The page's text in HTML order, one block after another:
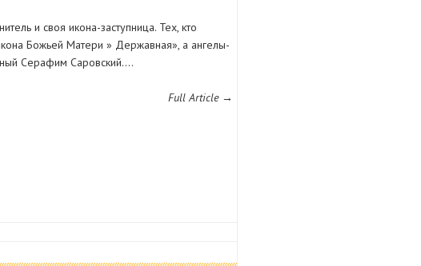
и своя икона-заступница. Тех, кто
Божьей Матери » Державная», а ангелы-
Серафим Саровский.…
Full Article →